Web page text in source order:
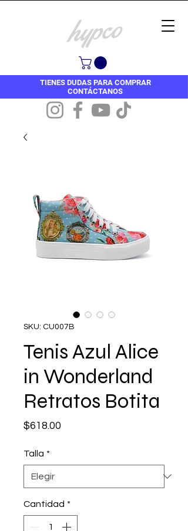
TIENES DUDAS PARA COMPRAR
CONTÁCTANOS
SKU: CU007B
Tenis Azul Alice
in Wonderland
Retratos Botita
$618.00
Talla *
Cantidad *